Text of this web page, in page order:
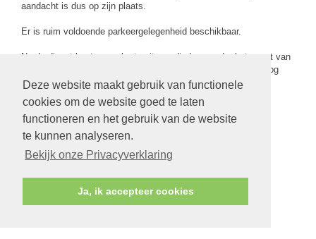
Deze website maakt gebruik van functionele
cookies om de website goed te laten
functioneren en het gebruik van de website
te kunnen analyseren.
Bekijk onze Privacyverklaring
Ja, ik accepteer cookies
aandacht is dus op zijn plaats.
Er is ruim voldoende parkeergelegenheid beschikbaar.
Na de dienst bent u van harte uitgenodigd om onder het genot van
een kopje koffie/thee of glaasje fris elkaar te ontmoeten en nog
wat van gedachten te wisselen.
terug